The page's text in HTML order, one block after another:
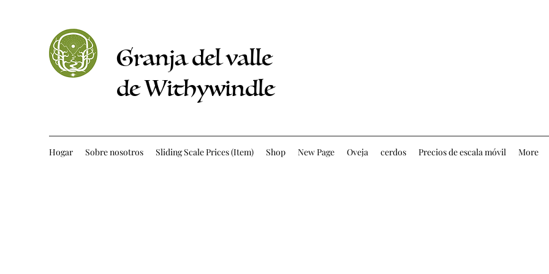
Granja del valle
de Withywindle
Hogar Sobre nosotros Sliding Scale Prices (Item) Shop New Page Oveja cerdos Precios de escala móvil More